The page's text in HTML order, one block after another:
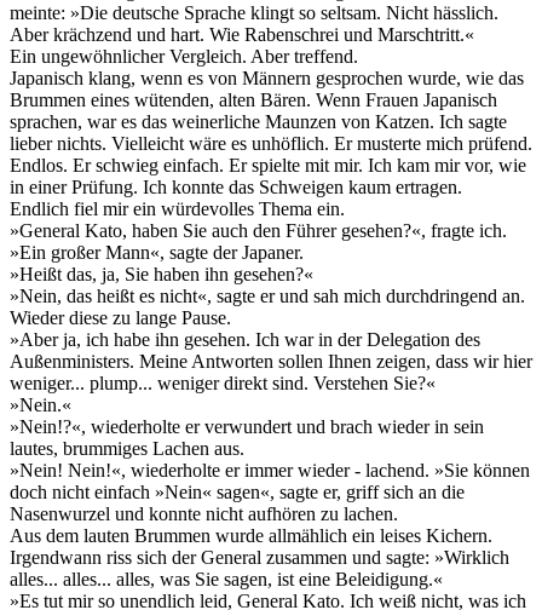
meinte: »Die deutsche Sprache klingt so seltsam. Nicht hässlich.
Aber krächzend und hart. Wie Rabenschrei und Marschtritt.«
Ein ungewöhnlicher Vergleich. Aber treffend.
Japanisch klang, wenn es von Männern gesprochen wurde, wie das
Brummen eines wütenden, alten Bären. Wenn Frauen Japanisch
sprachen, war es das weinerliche Maunzen von Katzen. Ich sagte
lieber nichts. Vielleicht wäre es unhöflich. Er musterte mich prüfend.
Endlos. Er schwieg einfach. Er spielte mit mir. Ich kam mir vor, wie
in einer Prüfung. Ich konnte das Schweigen kaum ertragen.
Endlich fiel mir ein würdevolles Thema ein.
»General Kato, haben Sie auch den Führer gesehen?«, fragte ich.
»Ein großer Mann«, sagte der Japaner.
»Heißt das, ja, Sie haben ihn gesehen?«
»Nein, das heißt es nicht«, sagte er und sah mich durchdringend an.
Wieder diese zu lange Pause.
»Aber ja, ich habe ihn gesehen. Ich war in der Delegation des
Außenministers. Meine Antworten sollen Ihnen zeigen, dass wir hier
weniger... plump... weniger direkt sind. Verstehen Sie?«
»Nein.«
»Nein!?«, wiederholte er verwundert und brach wieder in sein
lautes, brummiges Lachen aus.
»Nein! Nein!«, wiederholte er immer wieder - lachend. »Sie können
doch nicht einfach »Nein« sagen«, sagte er, griff sich an die
Nasenwurzel und konnte nicht aufhören zu lachen.
Aus dem lauten Brummen wurde allmählich ein leises Kichern.
Irgendwann riss sich der General zusammen und sagte: »Wirklich
alles... alles... alles, was Sie sagen, ist eine Beleidigung.«
»Es tut mir so unendlich leid, General Kato. Ich weiß nicht, was ich